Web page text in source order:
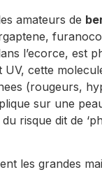
amateurs de
l’ecorce, est
UV, cette
(rougeurs,
sur une
risque dit de
les grandes